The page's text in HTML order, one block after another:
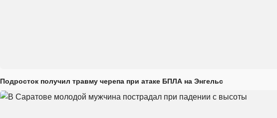
Подросток получил травму черепа при атаке БПЛА на Энгельс